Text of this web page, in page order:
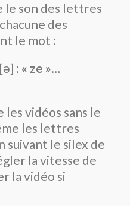
le son des lettres
des
le mot :
: « ze »…
les vidéos sans le
les lettres
suivant le silex de
la vitesse de
la vidéo si